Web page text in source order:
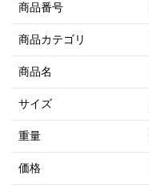
商品番号
商品カテゴリ
商品名
サイズ
重量
価格